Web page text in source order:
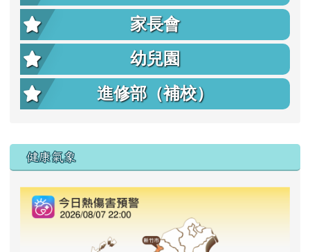
家長會
幼兒園
進修部（補校）
右邊區域內容
健康氣象